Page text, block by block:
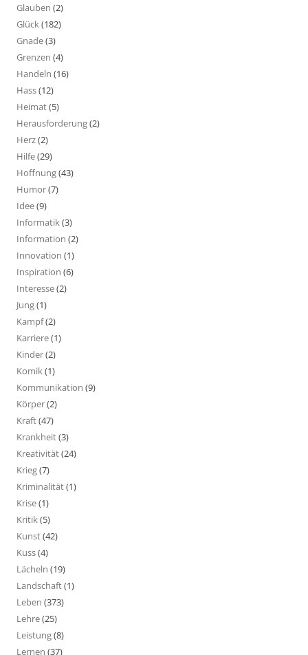
Glauben (2)
Glück(182)
Gnade(3)
Grenzen (4)
Handeln (16)
Hass(12)
Heimat(5)
Herausforderung(2)
Herz(2)
Hilfe(29)
Hoffnung(43)
Humor(7)
Idee(9)
Informatik(3)
Information (2)
Innovation (1)
Inspiration (6)
Interesse(2)
Jung(1)
Kampf(2)
Karriere(1)
Kinder(2)
Komik(1)
Kommunikation (9)
Körper(2)
Kraft(47)
Krankheit(3)
Kreativität(24)
Krieg(7)
Kriminalität(1)
Krise(1)
Kritik(5)
Kunst(42)
Kuss(4)
Lächeln (19)
Landschaft(1)
Leben (373)
Lehre(25)
Leistung(8)
Lernen (37)